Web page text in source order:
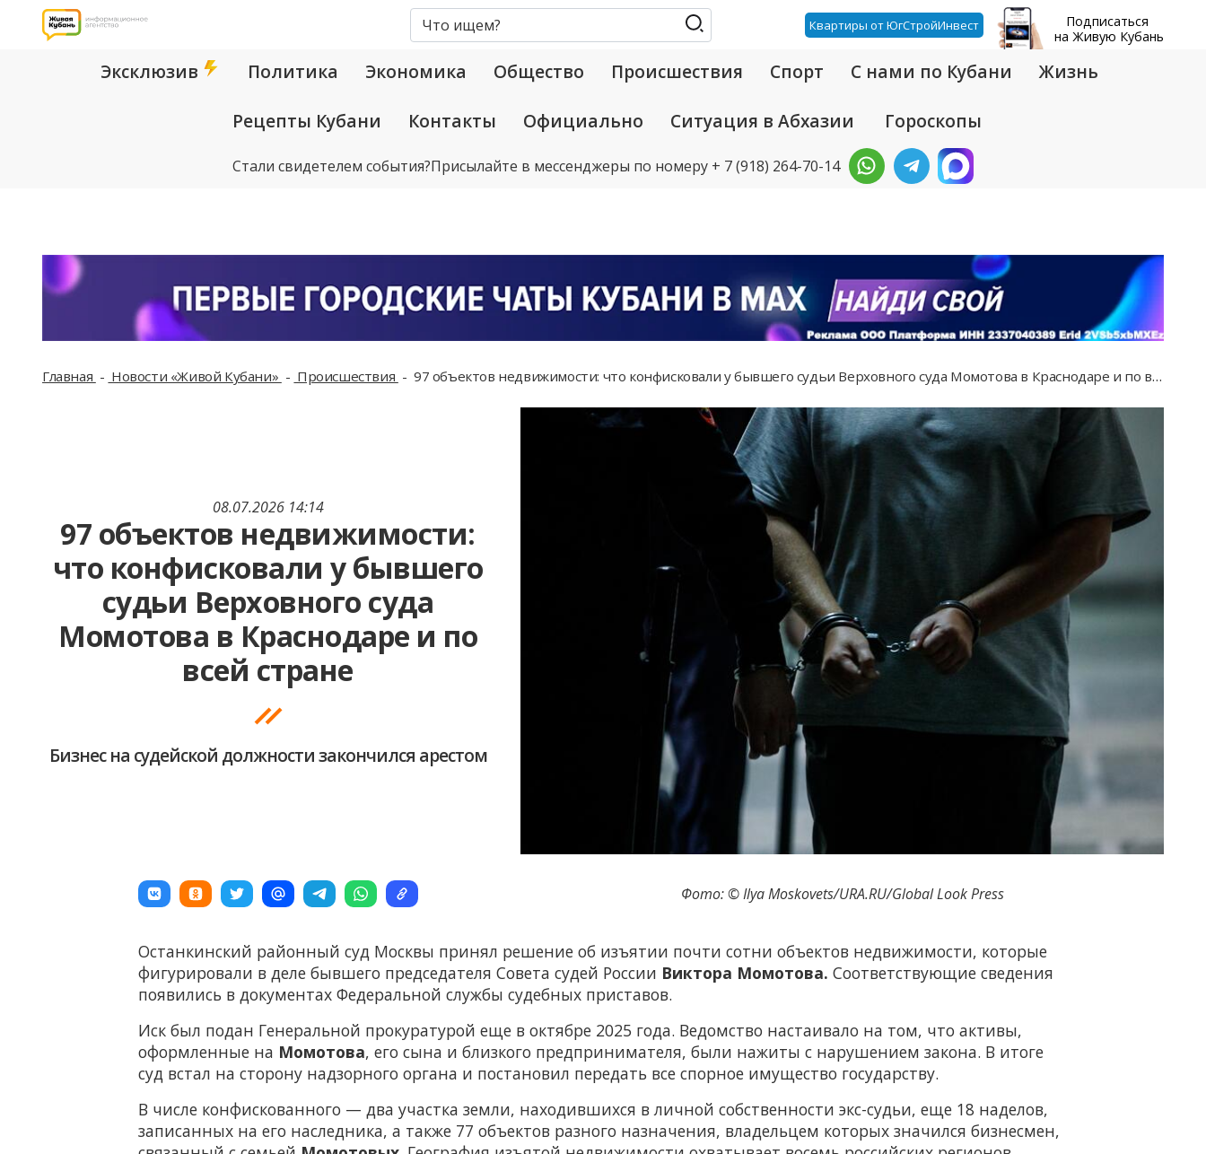
Квартиры от ЮгСтройИнвест
Подписаться
на Живую Кубань
Эксклюзив Политика Экономика Общество Происшествия Спорт С нами по Кубани Жизнь
Рецепты Кубани Контакты Официально Ситуация в Абхазии Гороскопы
Стали свидетелем события?Присылайте в мессенджеры по номеру + 7 (918) 264-70-14
Главная Новости «Живой Кубани» Происшествия 97 объектов недвижимости: что конфисковали у бывшего судьи Верховного суда Момотова в Краснодаре и по всей стране
08.07.2026 14:14
97 объектов недвижимости:
что конфисковали у бывшего
судьи Верховного суда
Момотова в Краснодаре и по
всей стране
Бизнес на судейской должности закончился арестом
Фото: © Ilya Moskovets/URA.RU/Global Look Press
Останкинский районный суд Москвы принял решение об изъятии почти сотни объектов недвижимости, которые
фигурировали в деле бывшего председателя Совета судей России Виктора Момотова. Соответствующие сведения
появились в документах Федеральной службы судебных приставов.
Иск был подан Генеральной прокуратурой еще в октябре 2025 года. Ведомство настаивало на том, что активы,
оформленные на Момотова, его сына и близкого предпринимателя, были нажиты с нарушением закона. В итоге
суд встал на сторону надзорного органа и постановил передать все спорное имущество государству.
В числе конфискованного — два участка земли, находившихся в личной собственности экс-судьи, еще 18 наделов,
записанных на его наследника, а также 77 объектов разного назначения, владельцем которых значился бизнесмен,